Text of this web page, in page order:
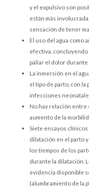
y el expulsivo son
están más
sensación de tener
El uso del agua como
efectiva, concluyendo
paliar el dolor durante
La inmersión en el
el tipo de parto, con la
infecciones
No hay relación entre
aumento de la
Siete ensayos
dilatación en el parto
los tiempos de los
durante la dilatación.
evidencia disponible
(alumbramiento de la